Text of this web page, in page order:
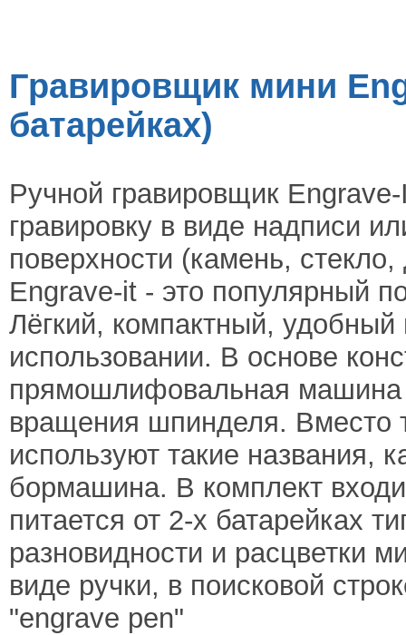
Гравировщик мини
батарейках)
Ручной гравировщик
гравировку в виде надписи
поверхности (камень,
Engrave-it - это популярный
Лёгкий, компактный, удобный
использовании. В основе
прямошлифовальная машина
вращения шпинделя. Вместо
используют такие названия,
бормашина. В комплект
питается от 2-х батарейках
разновидности и расцветки
виде ручки, в поисковой
"engrave pen"